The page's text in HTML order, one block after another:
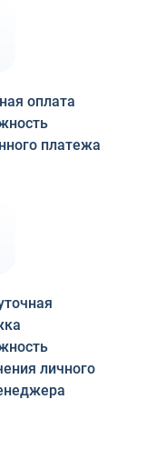
оплата
платежа
личного